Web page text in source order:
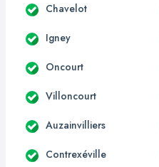
Chavelot
Igney
Oncourt
Villoncourt
Auzainvilliers
Contrexéville